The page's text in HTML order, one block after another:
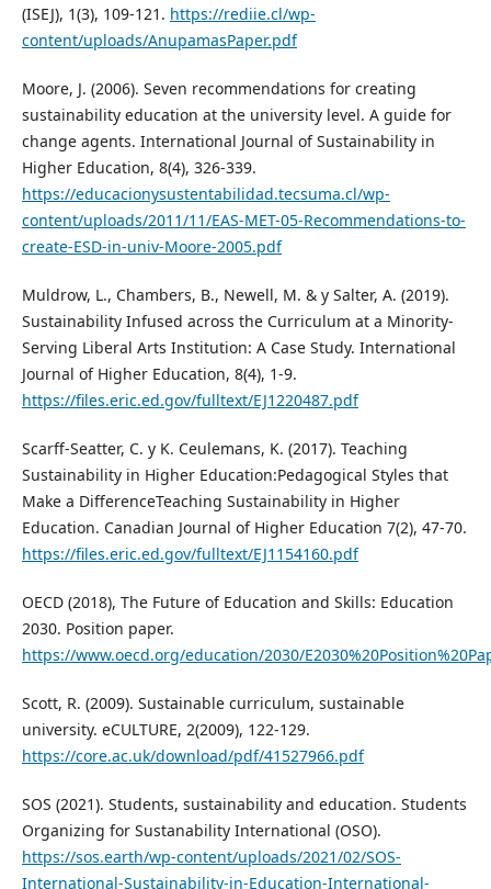
(ISEJ), 1(3), 109-121. https://rediie.cl/wp-
content/uploads/AnupamasPaper.pdf
Moore, J. (2006). Seven recommendations for creating
sustainability education at the university level. A guide for
change agents. International Journal of Sustainability in
Higher Education, 8(4), 326-339.
https://educacionysustentabilidad.tecsuma.cl/wp-
content/uploads/2011/11/EAS-MET-05-Recommendations-to-
create-ESD-in-univ-Moore-2005.pdf
Muldrow, L., Chambers, B., Newell, M. & y Salter, A. (2019).
Sustainability Infused across the Curriculum at a Minority-
Serving Liberal Arts Institution: A Case Study. International
Journal of Higher Education, 8(4), 1-9.
https://files.eric.ed.gov/fulltext/EJ1220487.pdf
Scarff-Seatter, C. y K. Ceulemans, K. (2017). Teaching
Sustainability in Higher Education:Pedagogical Styles that
Make a DifferenceTeaching Sustainability in Higher
Education. Canadian Journal of Higher Education 7(2), 47-70.
https://files.eric.ed.gov/fulltext/EJ1154160.pdf
OECD (2018), The Future of Education and Skills: Education
2030. Position paper.
https://www.oecd.org/education/2030/
Scott, R. (2009). Sustainable curriculum, sustainable
university. eCULTURE, 2(2009), 122-129.
https://core.ac.uk/download/pdf/41527966.pdf
SOS (2021). Students, sustainability and education. Students
Organizing for Sustanability International (OSO).
https://sos.earth/wp-content/uploads/2021/02/SOS-
International-Sustainability-in-Education-International-